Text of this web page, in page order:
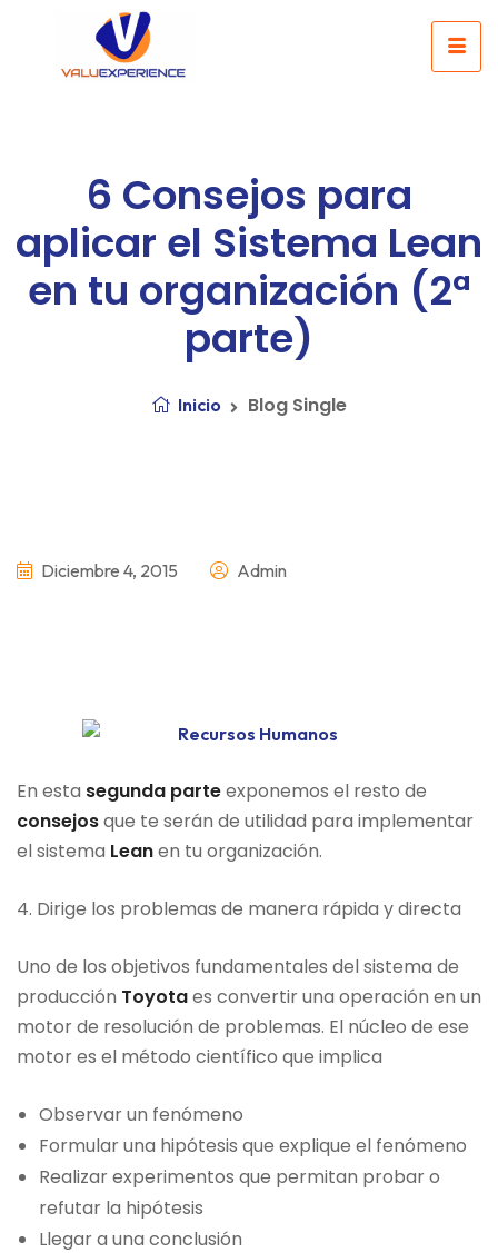
6 Consejos para
aplicar el Sistema Lean
en tu organización (2ª
parte)
Inicio Blog Single
Diciembre 4, 2015 Admin
En esta segunda parteexponemos el resto de
consejosque te serán de utilidad para implementar
el sistema Leanen tu organización.
4. Dirige los problemas de manera rápida y directa
Uno de los objetivos fundamentales del sistema de
producción Toyotaes convertir una operación en un
motor de resolución de problemas. El núcleo de ese
motor es el método científico que implica
Observar un fenómeno
Formular una hipótesis que explique el fenómeno
Realizar experimentos que permitan probar o
refutar la hipótesis
Llegar a una conclusión